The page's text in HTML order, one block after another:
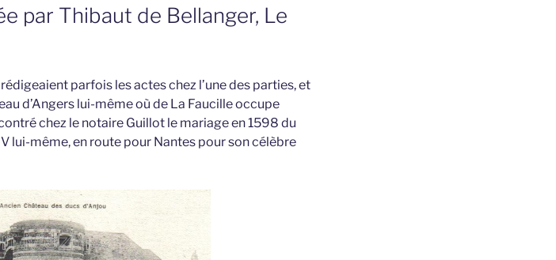
par Thibaut de Bellanger, Le
parfois les actes chez l’une des parties, et
d’Angers lui-même où de La Faucille occupe
chez le notaire Guillot le mariage en 1598 du
lui-même, en route pour Nantes pour son célèbre